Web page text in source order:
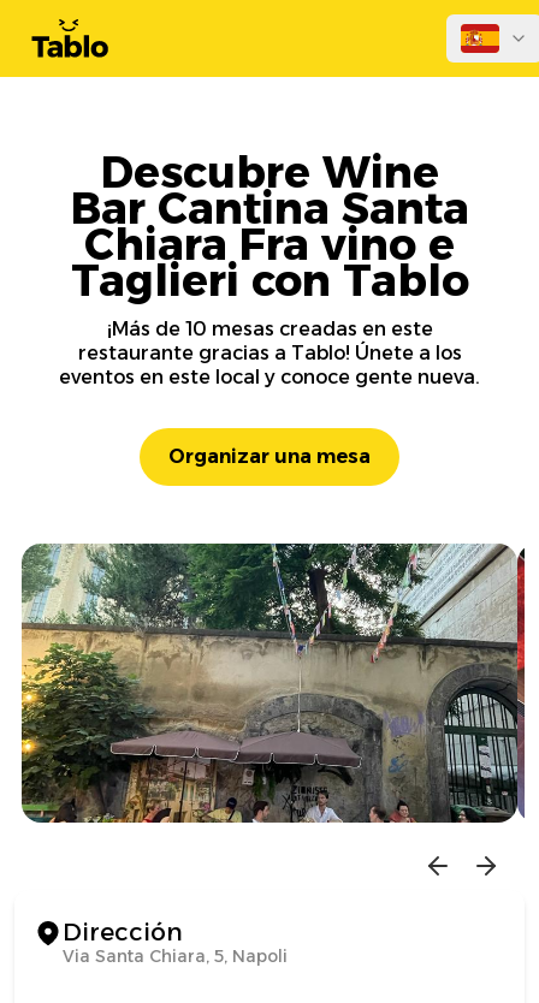
Descubre Wine
Bar Cantina Santa
Chiara Fra vino e
Taglieri con Tablo
¡Más de 10 mesas creadas en este
restaurante gracias a Tablo! Únete a los
eventos en este local y conoce gente nueva.
Organizar una mesa
Dirección
Via Santa Chiara, 5, Napoli